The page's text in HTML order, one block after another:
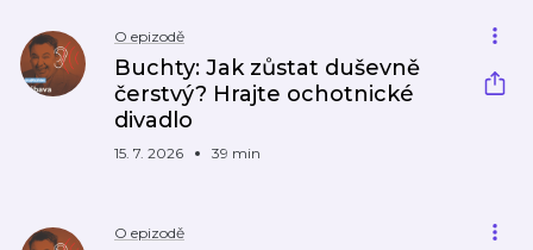
O epizodě
Buchty: Jak zůstat duševně
čerstvý? Hrajte ochotnické
divadlo
15. 7. 2026 39 min
O epizodě